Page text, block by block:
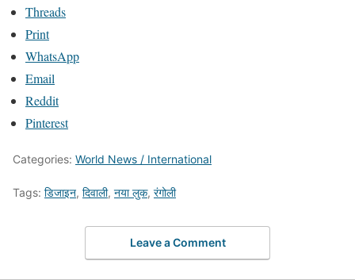
Threads
Print
WhatsApp
Email
Reddit
Pinterest
Categories: World News / International
Tags: डिजाइन, दिवाली, नया लुक, रंगोली
Leave a Comment